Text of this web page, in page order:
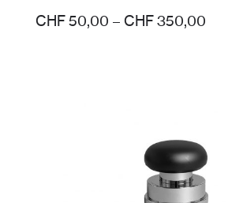
CHF 50,00 – CHF 350,00